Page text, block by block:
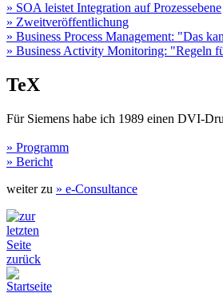
» SOA leistet Integration auf Prozessebene
» Zweitveröffentlichung
» Business Process Management: "Das
» Business Activity Monitoring: "Regeln
TeX
Für Siemens habe ich 1989 einen DVI-
» Programm
» Bericht
weiter zu » e-Consultance